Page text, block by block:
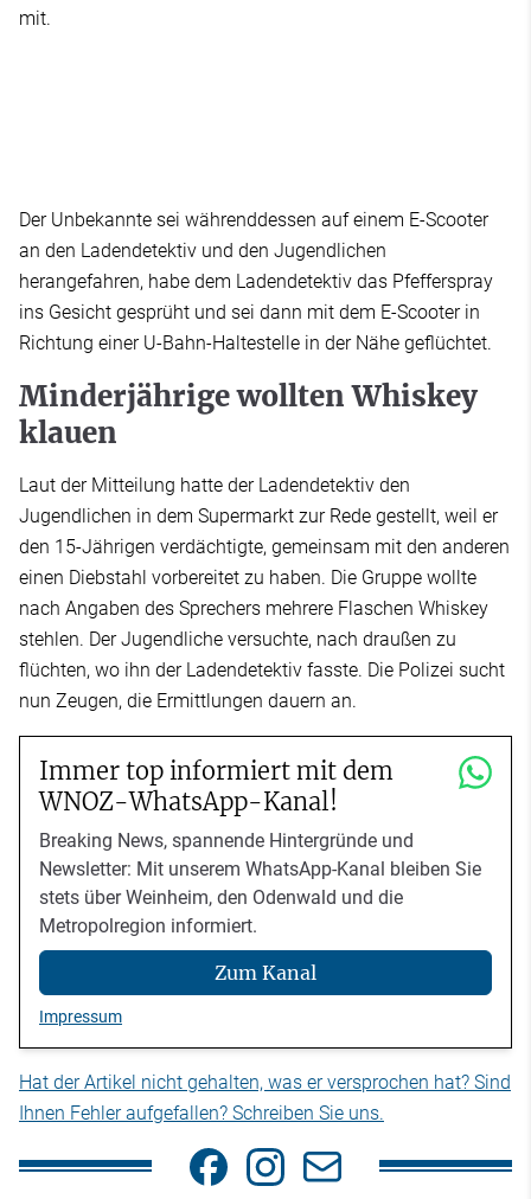
mit.
Der Unbekannte sei währenddessen auf einem E-Scooter
an den Ladendetektiv und den Jugendlichen
herangefahren, habe dem Ladendetektiv das Pfefferspray
ins Gesicht gesprüht und sei dann mit dem E-Scooter in
Richtung einer U-Bahn-Haltestelle in der Nähe geflüchtet.
Minderjährige wollten Whiskey
klauen
Laut der Mitteilung hatte der Ladendetektiv den
Jugendlichen in dem Supermarkt zur Rede gestellt, weil er
den 15-Jährigen verdächtigte, gemeinsam mit den anderen
einen Diebstahl vorbereitet zu haben. Die Gruppe wollte
nach Angaben des Sprechers mehrere Flaschen Whiskey
stehlen. Der Jugendliche versuchte, nach draußen zu
flüchten, wo ihn der Ladendetektiv fasste. Die Polizei sucht
nun Zeugen, die Ermittlungen dauern an.
Immer top informiert mit dem
WNOZ-WhatsApp-Kanal!
Breaking News, spannende Hintergründe und
Newsletter: Mit unserem WhatsApp-Kanal bleiben Sie
stets über Weinheim, den Odenwald und die
Metropolregion informiert.
Zum Kanal
Impressum
Hat der Artikel nicht gehalten, was er versprochen hat? Sind
Ihnen Fehler aufgefallen? Schreiben Sie uns.